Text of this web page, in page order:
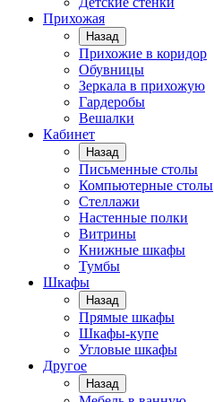
Прихожая
Назад
Прихожие в коридор
Обувницы
Зеркала в прихожую
Гардеробы
Вешалки
Кабинет
Назад
Письменные столы
Компьютерные столы
Стеллажи
Настенные полки
Витрины
Книжные шкафы
Тумбы
Шкафы
Назад
Прямые шкафы
Шкафы-купе
Угловые шкафы
Другое
Назад